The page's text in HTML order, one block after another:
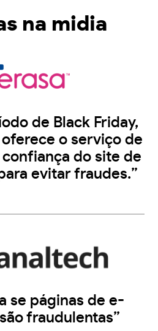
na midia
de Black Friday,
o serviço de
do site de
evitar fraudes.”
se páginas de e-
fraudulentas”